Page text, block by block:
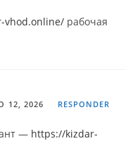
vhod.online/ рабочая
12, 2026 RESPONDER
— https://kizdar-